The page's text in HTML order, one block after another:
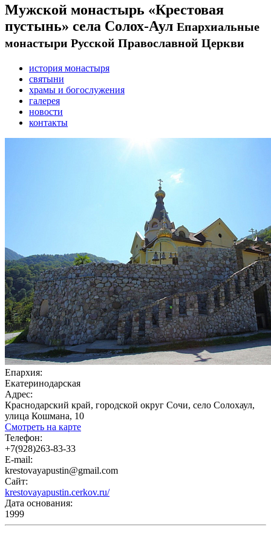
Мужской монастырь «Крестовая
пустынь» села Солох-Аул Епархиальные
монастыри Русской Православной Церкви
история монастыря
святыни
храмы и богослужения
галерея
новости
контакты
Епархия:
Екатеринодарская
Адрес:
Краснодарский край, городской округ Сочи, село Солохаул,
улица Кошмана, 10
Смотреть на карте
Телефон:
+7(928)263-83-33
E-mail:
krestovayapustin@gmail.com
Сайт:
krestovayapustin.cerkov.ru/
Дата основания:
1999